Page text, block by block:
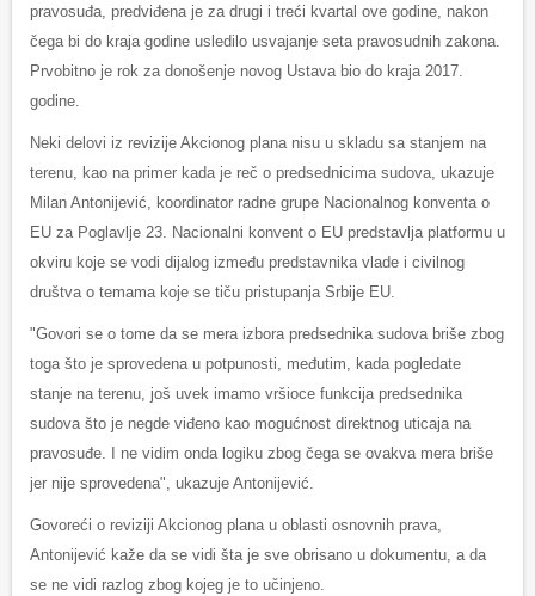
pravosuđa, predviđena je za drugi i treći kvartal ove godine, nakon
čega bi do kraja godine usledilo usvajanje seta pravosudnih zakona.
Prvobitno je rok za donošenje novog Ustava bio do kraja 2017.
godine.
Neki delovi iz revizije Akcionog plana nisu u skladu sa stanjem na
terenu, kao na primer kada je reč o predsednicima sudova, ukazuje
Milan Antonijević, koordinator radne grupe Nacionalnog konventa o
EU za Poglavlje 23. Nacionalni konvent o EU predstavlja platformu u
okviru koje se vodi dijalog između predstavnika vlade i civilnog
društva o temama koje se tiču pristupanja Srbije EU.
"Govori se o tome da se mera izbora predsednika sudova briše zbog
toga što je sprovedena u potpunosti, međutim, kada pogledate
stanje na terenu, još uvek imamo vršioce funkcija predsednika
sudova što je negde viđeno kao mogućnost direktnog uticaja na
pravosuđe. I ne vidim onda logiku zbog čega se ovakva mera briše
jer nije sprovedena", ukazuje Antonijević.
Govoreći o reviziji Akcionog plana u oblasti osnovnih prava,
Antonijević kaže da se vidi šta je sve obrisano u dokumentu, a da
se ne vidi razlog zbog kojeg je to učinjeno.